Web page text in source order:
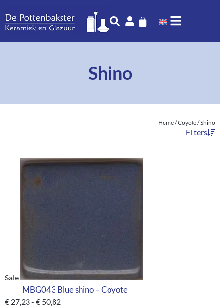
Shino
Home/Coyote/ Shino
Filters
Sale
MBG043 Blue shino – Coyote
€ 27,23- € 50,82